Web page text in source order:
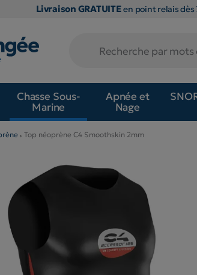
Livraison GRATUITEen point relais
Chasse Sous-
Marine
Apnée et
Nage
Top néoprène C4 Smoothskin 2mm